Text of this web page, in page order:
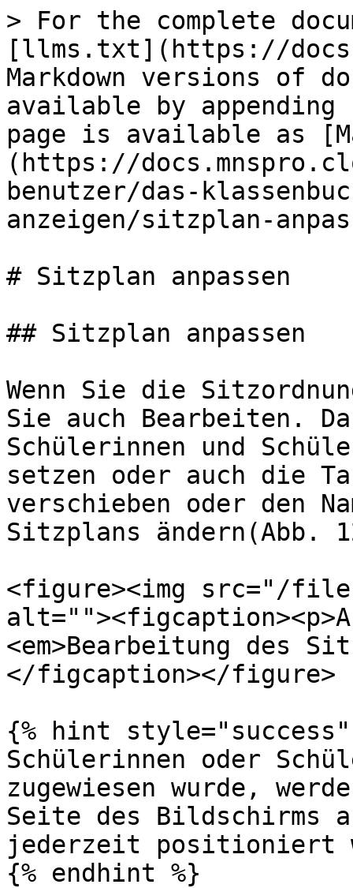
> For the complete
[llms.txt](https://
Markdown versions of
available by
page is available as
(https://
benutzer/das-
anzeigen/sitzplan-
# Sitzplan anpassen
## Sitzplan anpassen
Wenn Sie die
Sie auch Bearbeiten.
Schülerinnen und
setzen oder auch die
verschieben oder den
Sitzplans ändern(Abb.
<figure><img src="/files/
<em>Bearbeitung des
</figcaption></figure>
{% hint style="success"
Schülerinnen oder
zugewiesen wurde,
Seite des Bildschirms
jederzeit positioniert
{% endhint %}